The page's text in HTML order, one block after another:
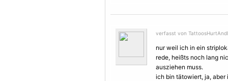
verfasst von
nur weil ich in ein
rede, heißts noch lang
ausziehen muss.
ich bin tätowiert, ja, aber